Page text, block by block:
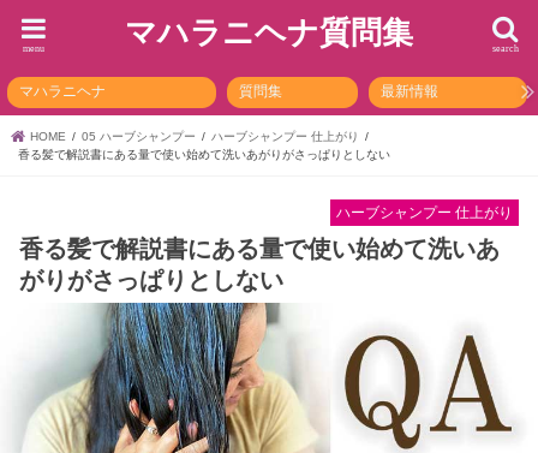
マハラニヘナ質問集 search
menu
マハラニヘナ 質問集 最新情報
HOME 05 ハーブシャンプー
ハーブシャンプー 仕上がり
香る髪で解説書にある量で使い始めて洗いあがりがさっぱりとしない
ハーブシャンプー 仕上がり
香る髪で解説書にある量で使い始めて洗いあ
がりがさっぱりとしない